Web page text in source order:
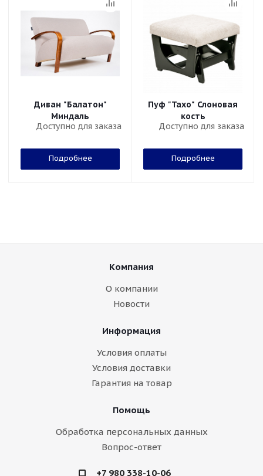
Диван "Балатон"
Миндаль
Доступно для заказа
Подробнее
Пуф "Тахо" Слоновая
кость
Доступно для заказа
Подробнее
Компания
О компании
Новости
Информация
Условия оплаты
Условия доставки
Гарантия на товар
Помощь
Обработка персональных данных
Вопрос-ответ
+7 980 338-10-06